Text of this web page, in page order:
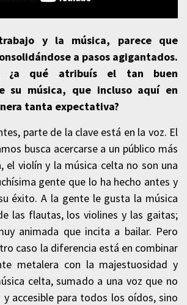
y la música, parece que
a pasos agigantados.
¿a qué atribuís el tan buen
su música, que incluso aquí en
tanta expectativa?
parte de la clave está en la voz. El
busca acercarse a un público más
el violín y la música celta no son una
gente que lo ha hecho antes y
éxito. A la gente le gusta la música
las flautas, los violines y las gaitas;
animada que incita a bailar. Pero
caso la diferencia está en combinar
metalera con la majestuosidad y
celta, sumado a una voz que no
accesible para todos los oídos, sino